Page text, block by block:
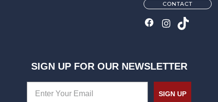
CONTACT
SIGN UP FOR OUR NEWSLETTER
SIGN UP